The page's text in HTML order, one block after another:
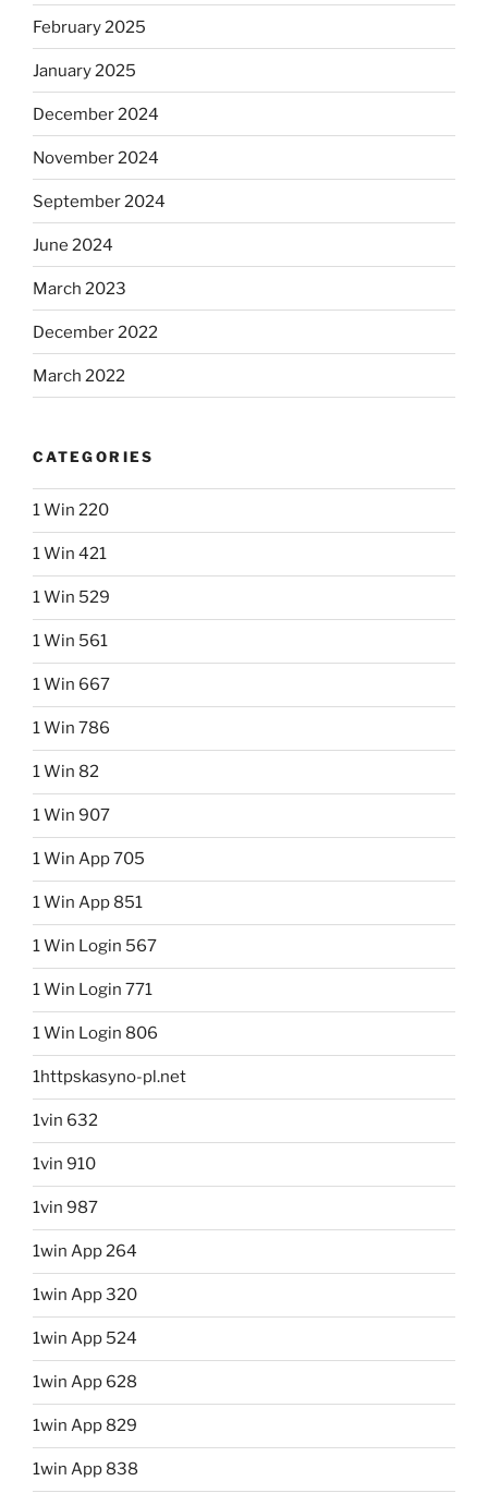
February 2025
January 2025
December 2024
November 2024
September 2024
June 2024
March 2023
December 2022
March 2022
CATEGORIES
1 Win 220
1 Win 421
1 Win 529
1 Win 561
1 Win 667
1 Win 786
1 Win 82
1 Win 907
1 Win App 705
1 Win App 851
1 Win Login 567
1 Win Login 771
1 Win Login 806
1httpskasyno-pl.net
1vin 632
1vin 910
1vin 987
1win App 264
1win App 320
1win App 524
1win App 628
1win App 829
1win App 838